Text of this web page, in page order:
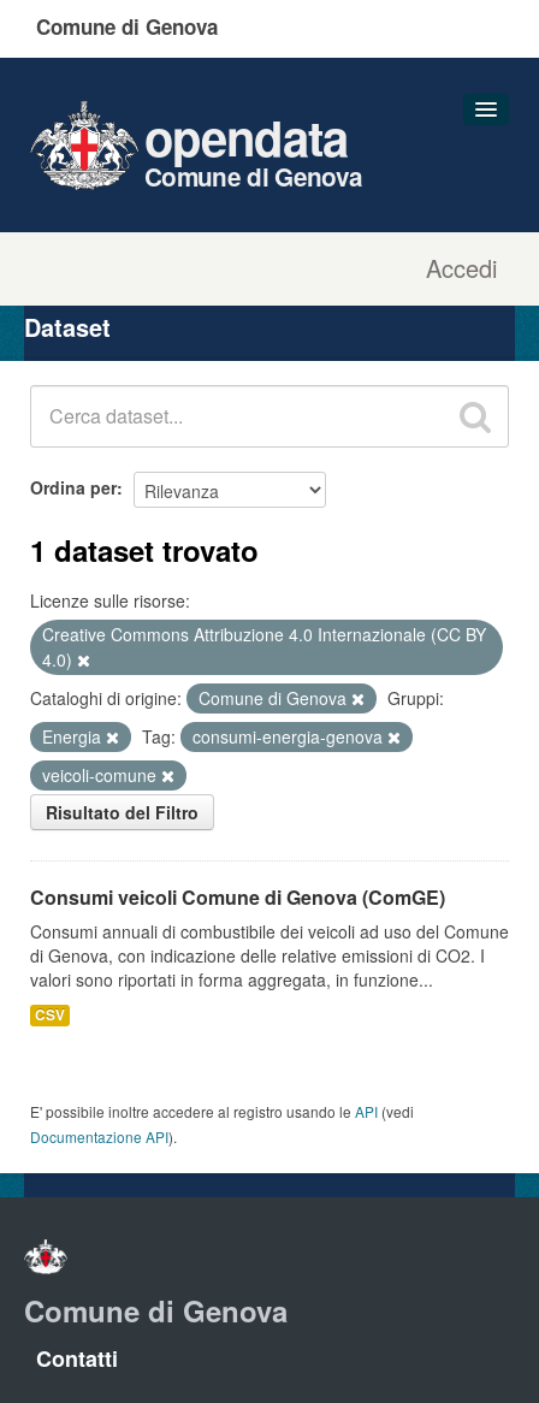
Comune di Genova
Accedi
opendata
Comune di Genova
Organizzazioni
Gruppi
Dataset
Ordina per
1 dataset trovato
Licenze sulle risorse:
Creative Commons Attribuzione 4.0 Internazionale (CC BY
4.0)
Cataloghi di origine:
Comune di Genova
Gruppi:
Energia
Tag:
consumi-energia-genova
veicoli-comune
Risultato del Filtro
Consumi veicoli Comune di Genova (ComGE)
Consumi annuali di combustibile dei veicoli ad uso del Comune
di Genova, con indicazione delle relative emissioni di CO2. I
valori sono riportati in forma aggregata, in funzione...
CSV
E' possibile inoltre accedere al registro usando le API (vedi
Documentazione API).
Comune di Genova
Contatti